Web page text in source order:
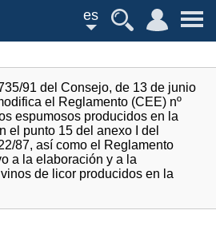
es
91 del Consejo, de 13 de junio
el Reglamento (CEE) nº
espumosos producidos en la
el punto 15 del anexo I del
87, así como el Reglamento
a la elaboración y a la
de licor producidos en la